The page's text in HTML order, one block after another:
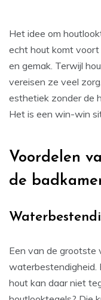
Het idee om
echt hout komt voort
en gemak. Terwijl
vereisen ze veel
esthetiek zonder de
Het is een win-win
Voordelen
de
Een van de grootste
waterbestendigheid.
hout kan daar niet